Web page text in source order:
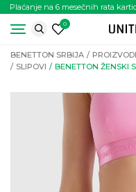
Plaćanje na 6 mesečnih rata
0
BENETTON SRBIJA PROIZVODI
SLIPOVI
BENETTON ŽENSKI